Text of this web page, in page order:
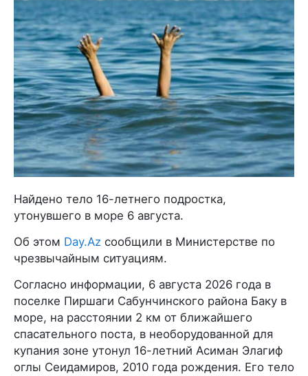
Найдено тело 16-летнего подростка,
утонувшего в море 6 августа.
Об этом Day.Az сообщили в Министерстве по
чрезвычайным ситуациям.
Согласно информации, 6 августа 2026 года в
поселке Пиршаги Сабунчинского района Баку в
море, на расстоянии 2 км от ближайшего
спасательного поста, в необорудованной для
купания зоне утонул 16-летний Асиман Элагиф
оглы Сеидамиров, 2010 года рождения. Его тело